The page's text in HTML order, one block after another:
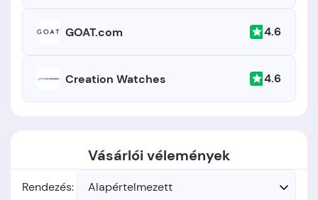
GOAT.com 4.6
Creation Watches 4.6
Vásárlói vélemények
Rendezés: Alapértelmezett